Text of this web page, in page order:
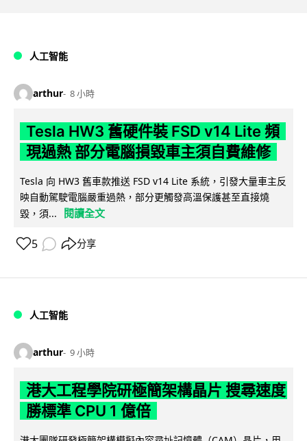
人工智能
arthur 8 小時
Tesla HW3 舊硬件裝 FSD v14 Lite 頻
現過熱 部分電腦損毀車主須自費維修
Tesla 向 HW3 舊車款推送 FSD v14 Lite 系統，引發大量車主反
映自動駕駛電腦嚴重過熱，部分更觸發高溫保護甚至直接燒
毀，須...
閱讀全文
5 分享
人工智能
arthur 9 小時
港大工程學院研極簡架構晶片 搜尋速度
勝標準 CPU 1 億倍